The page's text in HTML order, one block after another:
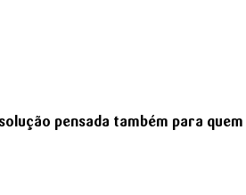
pensada também para